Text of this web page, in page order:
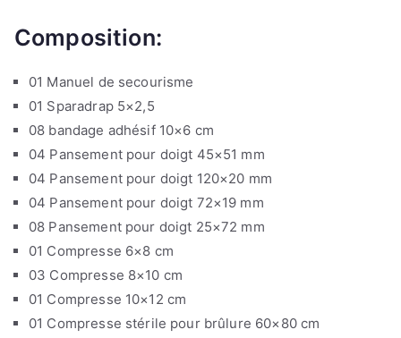
Composition:
01 Manuel de secourisme
01 Sparadrap 5×2,5
08 bandage adhésif 10×6 cm
04 Pansement pour doigt 45×51 mm
04 Pansement pour doigt 120×20 mm
04 Pansement pour doigt 72×19 mm
08 Pansement pour doigt 25×72 mm
01 Compresse 6×8 cm
03 Compresse 8×10 cm
01 Compresse 10×12 cm
01 Compresse stérile pour brûlure 60×80 cm